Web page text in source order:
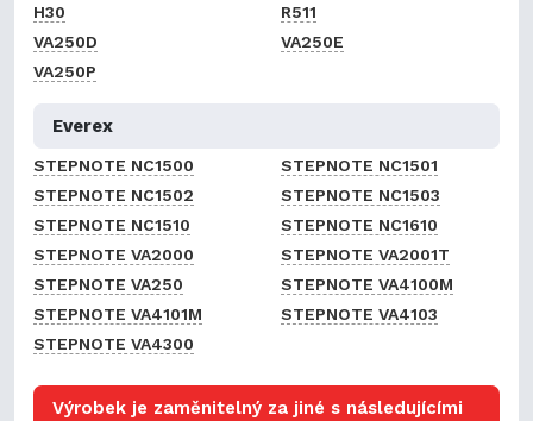
H30
R511
VA250D
VA250E
VA250P
Everex
STEPNOTE NC1500
STEPNOTE NC1501
STEPNOTE NC1502
STEPNOTE NC1503
STEPNOTE NC1510
STEPNOTE NC1610
STEPNOTE VA2000
STEPNOTE VA2001T
STEPNOTE VA250
STEPNOTE VA4100M
STEPNOTE VA4101M
STEPNOTE VA4103
STEPNOTE VA4300
Výrobek je zaměnitelný za jiné s následujícími